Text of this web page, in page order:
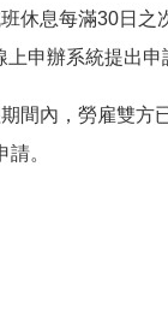
休息每滿30日
申辦系統提出申
間內，勞雇雙方
。